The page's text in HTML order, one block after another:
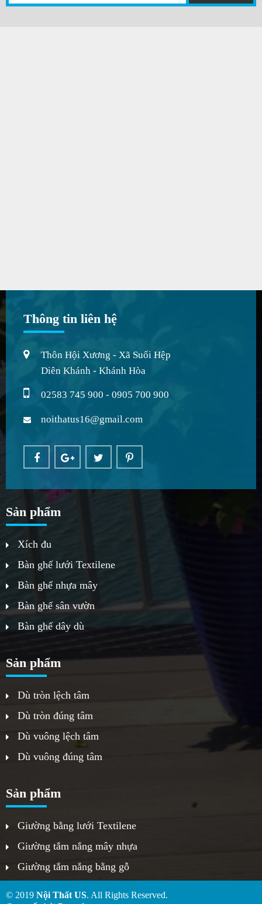
Thông tin liên hệ
Thôn Hội Xương - Xã Suối Hệp
Diên Khánh - Khánh Hòa
02583 745 900 - 0905 700 900
noithatus16@gmail.com
Sản phẩm
Xích đu
Bàn ghế lưới Textilene
Bàn ghế nhựa mây
Bàn ghế sân vườn
Bàn ghế dây dù
Sản phẩm
Dù tròn lệch tâm
Dù tròn đúng tâm
Dù vuông lệch tâm
Dù vuông đúng tâm
Sản phẩm
Giường bằng lưới Textilene
Giường tắm nắng mây nhựa
Giường tắm nắng bằng gỗ
© 2019 Nội Thất US. All Rights Reserved.